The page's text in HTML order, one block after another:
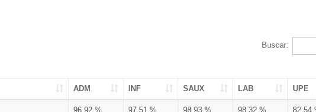
Buscar:
ADM INF SAUX LAB UPE
96,92 % 97,51 % 98,93 % 98,32 % 82,54